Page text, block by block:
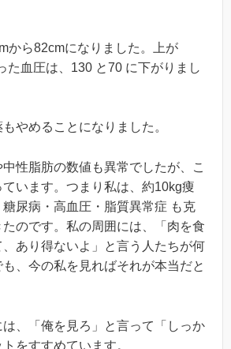
から82cmになりました。上が
た血圧は、130 と70 に下がりまし
やめることになりました。
性脂肪の数値も異常でしたが、こ
います。つまり私は、約10kg痩
尿病・高血圧・脂質異常症 も克
のです。私の周囲には、「肉を食
あり得ないよ」と言う人たちが何
も、今の私を見ればそれが本当だと
、「俺を見ろ」と言って「しっか
をすすめています。